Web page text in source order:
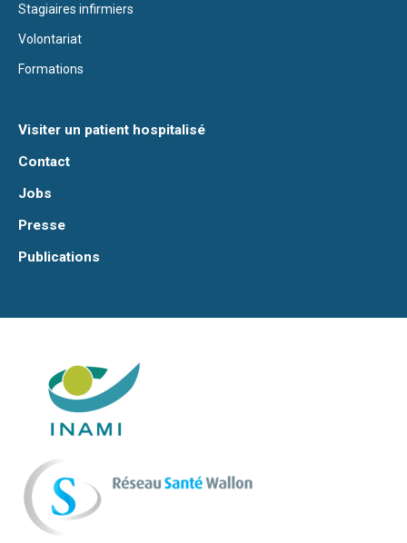
Stagiaires infirmiers
Volontariat
Formations
Visiter un patient hospitalisé
Contact
Jobs
Presse
Publications